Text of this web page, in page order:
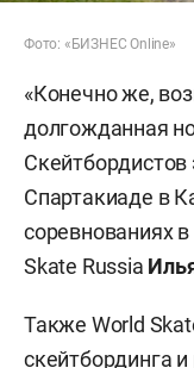
Фото: «БИЗНЕС Online»
«Конечно же,
долгожданная
Скейтбордистов
Спартакиаде в
соревнованиях
Skate Russia
Также World
скейтбординга